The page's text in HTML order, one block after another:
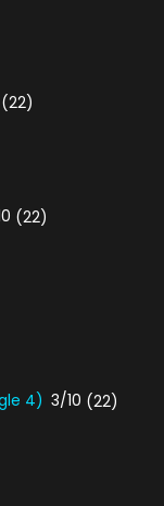
(22)
(22)
4) 3/10 (22)